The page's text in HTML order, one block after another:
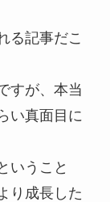
る記事だこ
すが、本当
い真面目に
いうこと
り成長した